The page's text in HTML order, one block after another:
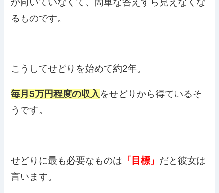
か向いていなくて、簡単な答えすら見えなくな
るものです。
こうしてせどりを始めて約2年。
毎月5万円程度の収入をせどりから得ているそ
うです。
せどりに最も必要なものは 「目標」 だと彼女は
言います。